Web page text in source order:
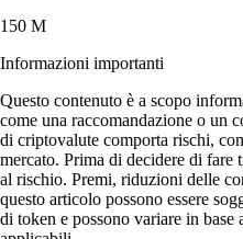
150 M
Informazioni importanti
Questo contenuto è a scopo
come una raccomandazione o un
di criptovalute comporta rischi,
mercato. Prima di decidere di fare
al rischio. Premi, riduzioni delle
questo articolo possono essere
di token e possono variare in